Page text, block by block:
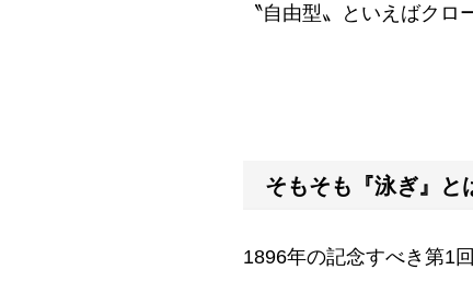
〝自由型〟といえばク
そもそも『泳ぎ』と
1896年の記念すべき第1